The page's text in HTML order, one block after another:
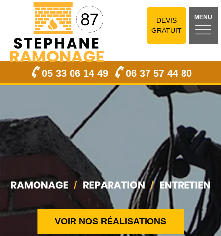
DEVIS
GRATUIT
MENU
05 33 06 14 49 06 37 57 44 80
VOIR NOS RÉALISATIONS